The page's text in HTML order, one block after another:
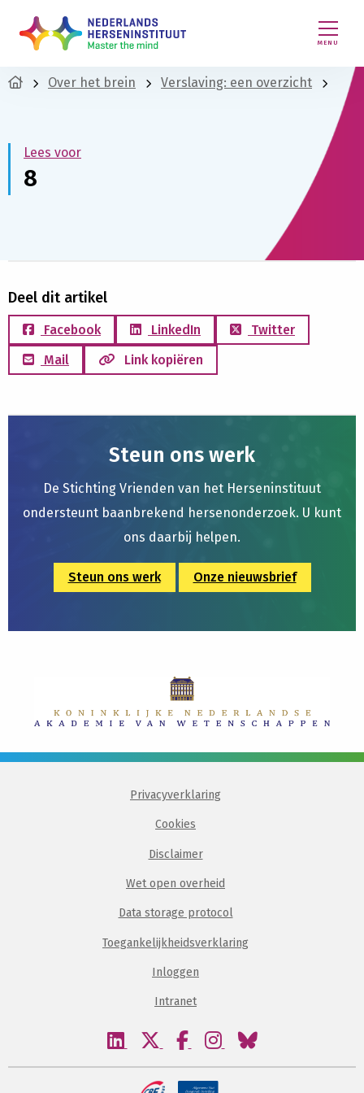
MENU
Over het brein Verslaving: een overzicht
Lees voor
8
Deel dit artikel
Facebook LinkedIn
Twitter
Mail
Link kopiëren
Steun ons werk
De Stichting Vrienden van het Herseninstituut
ondersteunt baanbrekend hersenonderzoek. U kunt
ons daarbij helpen.
Steun ons werk Onze nieuwsbrief
Privacyverklaring
Cookies
Disclaimer
Wet open overheid
Data storage protocol
Toegankelijkheidsverklaring
Inloggen
Intranet
Bezoek
linkedin
Bezoek
twitter
Bezoek
facebook
Bezoek
instagram
Bezoek